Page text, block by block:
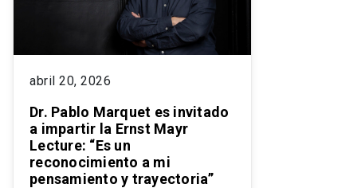
abril 20, 2026
Dr. Pablo Marquet es invitado
a impartir la Ernst Mayr
Lecture: “Es un
reconocimiento a mi
pensamiento y trayectoria”